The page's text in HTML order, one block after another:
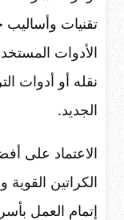
تقنيات
الأدوات
نقله أو أدوات
الجديد.
الاعتماد على
الكراتين
إتمام العمل